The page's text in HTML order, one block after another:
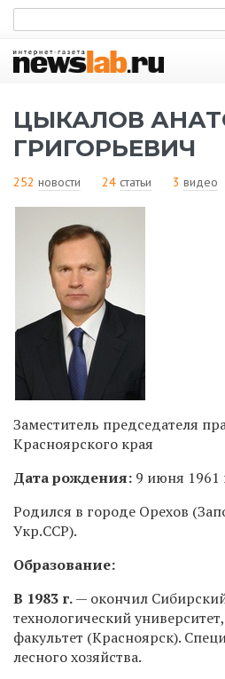
ЦЫКАЛОВ
ГРИГОРЬЕВИЧ
252 новости 24 статьи 3 видео
Заместитель председателя
Красноярского края
Дата рождения: 9 июня 1961
Родился в городе Орехов
Укр.ССР).
Образование:
В 1983 г.— окончил
технологический
факультет (Красноярск).
лесного хозяйства.